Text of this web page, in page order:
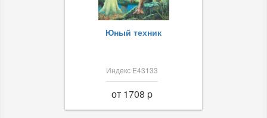
Юный техник
Индекс Е43133
от 1708 p